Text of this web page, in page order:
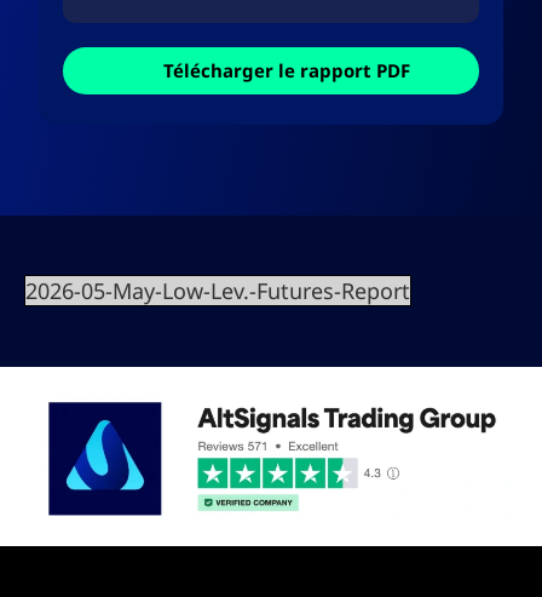
Télécharger le rapport PDF
2026-05-May-Low-Lev.-Futures-Report